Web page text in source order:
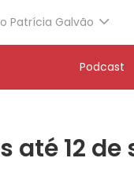
Patrícia Galvão
Podcast
até 12